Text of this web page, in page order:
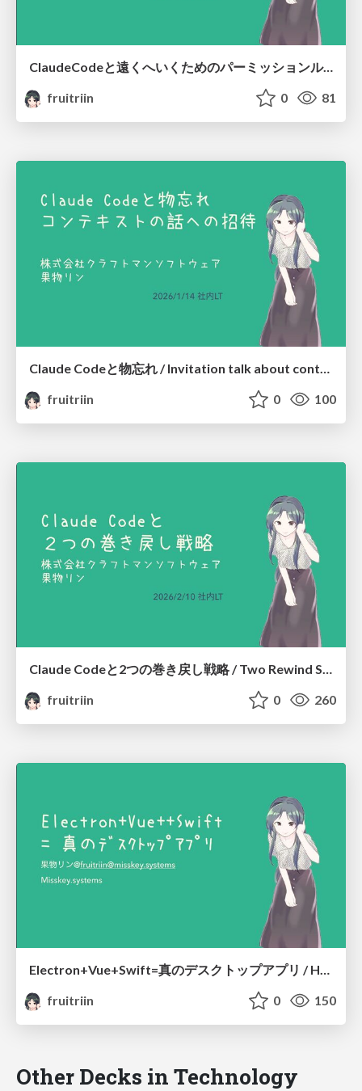
ClaudeCodeと遠くへいくためのパーミッションルール/Stop Checking, Start Trusting: Claude Code Permission Rules
fruitriin
0 81
fruitriin
0 100
Claude Codeと2つの巻き戻し戦略 / Two Rewind Strategies with Claude Code
fruitriin
0 260
Electron+Vue+Swift=真のデスクトップアプリ / How to create "Really" desktop app using Electron
fruitriin
0 150
Other Decks in Technology